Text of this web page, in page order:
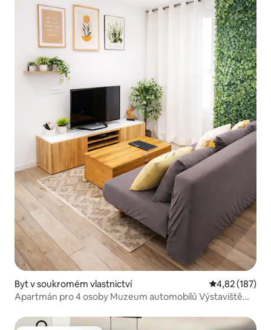
Byt v soukromém vlastnictví Průměrné
4,82 (187)
Apartmán pro 4 osoby Muzeum automobilů Výstaviště